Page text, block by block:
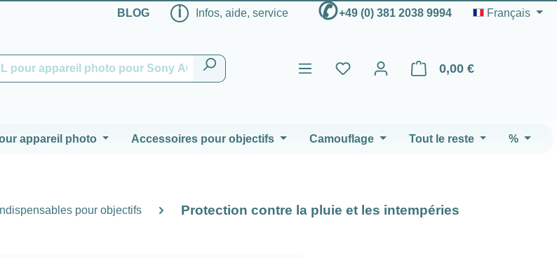
BLOG ℹ Infos, aide, service ✆+49 (0) 381 2038 9994 Français
0,00 €
Le panier contient 0
appareil photo Accessoires pour objectifs Camouflage Tout le reste %
pour objectifs Protection contre la pluie et les intempéries